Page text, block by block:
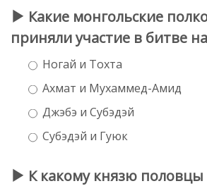
Какие монгольские
приняли участие в битве
Ногай и Тохта
Ахмат и Мухаммед-Амид
Джэбэ и Субэдэй
Субэдэй и Гуюк
К какому князю половцы